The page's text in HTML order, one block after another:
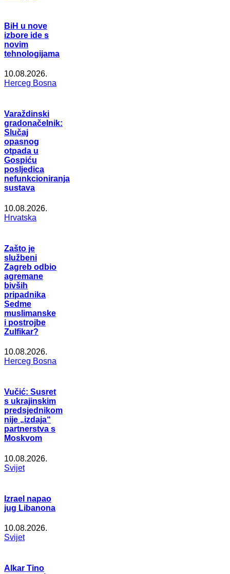
BiH u nove
izbore ide s
novim
tehnologijama
10.08.2026.
Herceg Bosna
Varaždinski
gradonačelnik:
Slučaj
opasnog
otpada u
Gospiću
posljedica
nefunkcioniranja
sustava
10.08.2026.
Hrvatska
Zašto je
službeni
Zagreb odbio
agremane
bivših
pripadnika
Sedme
muslimanske
i postrojbe
Zulfikar?
10.08.2026.
Herceg Bosna
Vučić: Susret
s ukrajinskim
predsjednikom
nije „izdaja“
partnerstva s
Moskvom
10.08.2026.
Svijet
Izrael napao
jug Libanona
10.08.2026.
Svijet
Alkar Tino